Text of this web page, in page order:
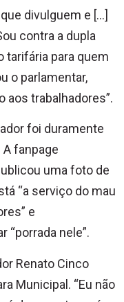
divulguem e […]
contra a dupla
tarifária para quem
o parlamentar,
aos trabalhadores”.
foi duramente
fanpage
uma foto de
“a serviço do mau
e
“porrada nele”.
Renato Cinco
Municipal. “Eu não